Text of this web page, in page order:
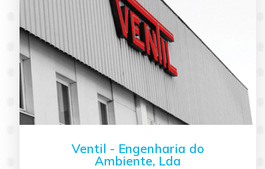
Ventil - Engenharia do
Ambiente, Lda